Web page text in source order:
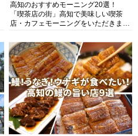
高知のおすすめモーニング20選！
「喫茶店の街」高知で美味しい喫茶
店・カフェモーニングをいただきま